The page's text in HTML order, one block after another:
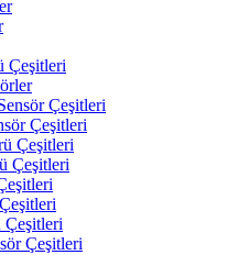
Çeşitleri
Çeşitleri
Çeşitleri
Çeşitleri
Çeşitleri
Çeşitleri
Çeşitleri